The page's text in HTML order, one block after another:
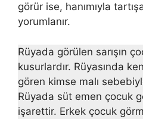
görür ise, hanımıyla
yorumlanır.
Rüyada görülen sarışın
kusurlardır. Rüyasında
gören kimse malı
Rüyada süt emen çocuk
işarettir. Erkek çocuk